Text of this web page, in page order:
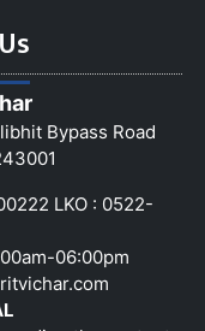
Bypass Road
LKO : 0522-
06:00pm